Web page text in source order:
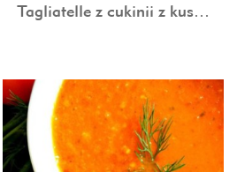
Tagliatelle z cukinii z kus…